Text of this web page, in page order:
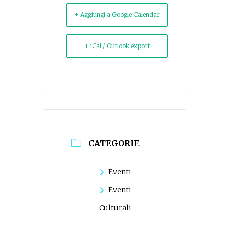
+ Aggiungi a Google Calendar
+ iCal / Outlook export
CATEGORIE
Eventi
Eventi
Culturali